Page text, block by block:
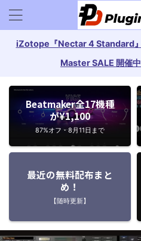
iZotope『Nectar 4 Standard
Master SALE 開催
Beatmaker全17機種
が¥1,100
87%オフ・8月11日まで
最近の無料配布まと
め！
【随時更新】